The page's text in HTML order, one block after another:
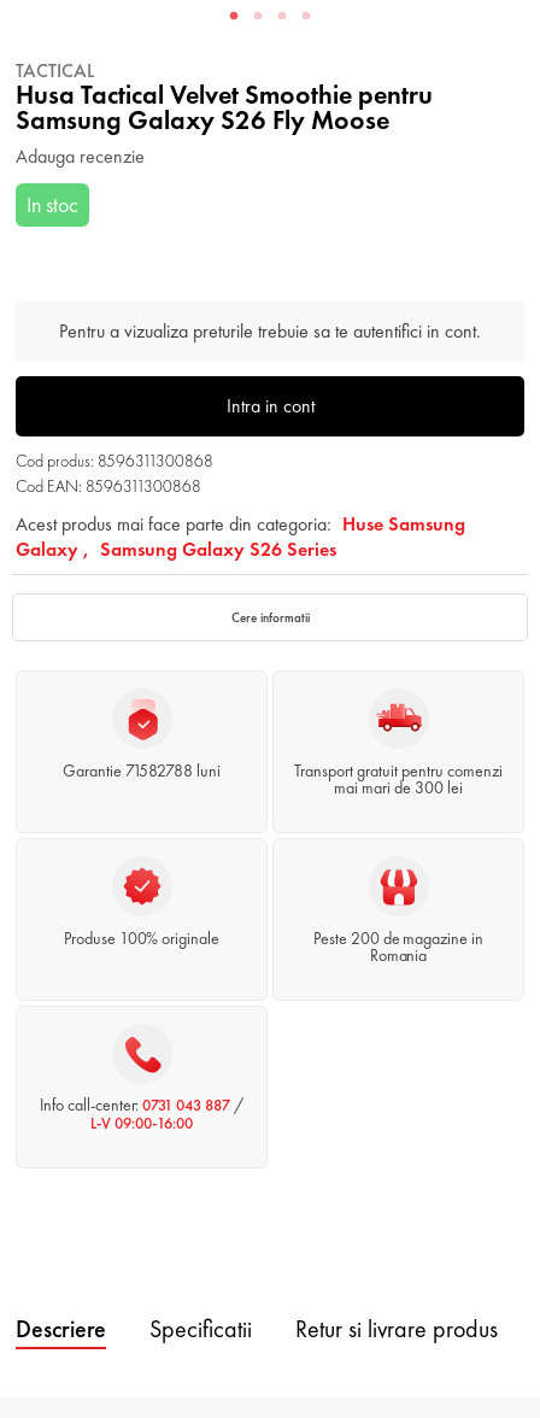
TACTICAL
Husa Tactical Velvet Smoothie pentru
Samsung Galaxy S26 Fly Moose
Adauga recenzie
In stoc
Pentru a vizualiza preturile trebuie sa te autentifici in cont.
Intra in cont
Cod produs: 8596311300868
Cod EAN: 8596311300868
Acest produs mai face parte din categoria: Huse Samsung
Galaxy , Samsung Galaxy S26 Series
Cere informatii
Garantie 71582788 luni
Transport gratuit pentru comenzi
mai mari de 300 lei
Produse 100% originale
Peste 200 de magazine in
Romania
Info call-center:0731 043 887 /
L-V 09:00-16:00
Descriere Specificatii Retur si livrare produs